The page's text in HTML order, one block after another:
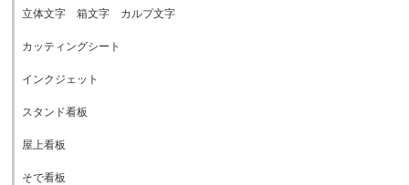
立体文字 箱文字 カルプ文字
カッティングシート
インクジェット
スタンド看板
屋上看板
そで看板